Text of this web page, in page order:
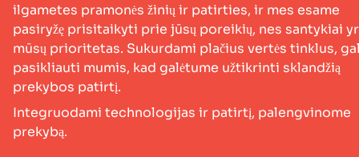
ilgametes pramonės žinių ir patirties, ir mes esame
pasiryžę prisitaikyti prie jūsų poreikių, nes santykiai
mūsų prioritetas. Sukurdami plačius vertės tinklus,
pasikliauti mumis, kad galėtume užtikrinti sklandžią
prekybos patirtį.
Integruodami technologijas ir patirtį, palengvinome
prekybą.